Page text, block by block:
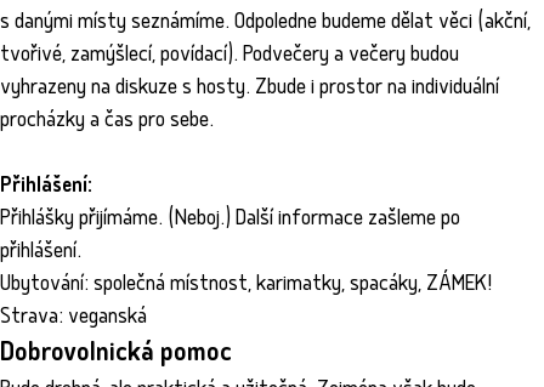
s danými místy seznámíme. Odpoledne budeme dělat věci (akční,
tvořivé, zamýšlecí, povídací). Podvečery a večery budou
vyhrazeny na diskuze s hosty. Zbude i prostor na individuální
procházky a čas pro sebe.
Přihlášení:
Přihlášky přijímáme. (Neboj.) Další informace zašleme po
přihlášení.
Ubytování: společná místnost, karimatky, spacáky, ZÁMEK!
Strava: veganská
Dobrovolnická pomoc